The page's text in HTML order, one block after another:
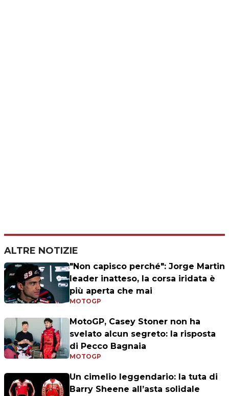
ALTRE NOTIZIE
"Non capisco perché": Jorge Martin
leader inatteso, la corsa iridata è
più aperta che mai
MOTOGP
MotoGP, Casey Stoner non ha
svelato alcun segreto: la risposta
di Pecco Bagnaia
MOTOGP
Un cimelio leggendario: la tuta di
Barry Sheene all’asta solidale